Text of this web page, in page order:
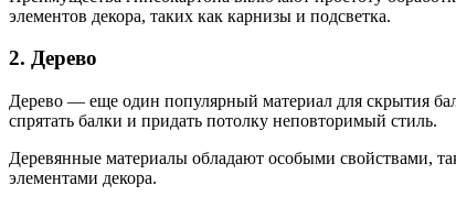
элементов декора, таких как карнизы и подсветка.
2. Дерево
Дерево — еще один популярный материал для скрытия
спрятать балки и придать потолку неповторимый стиль.
Деревянные материалы обладают особыми свойствами,
элементами декора.